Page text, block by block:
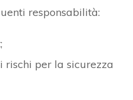
responsabilità:
per la sicurezza